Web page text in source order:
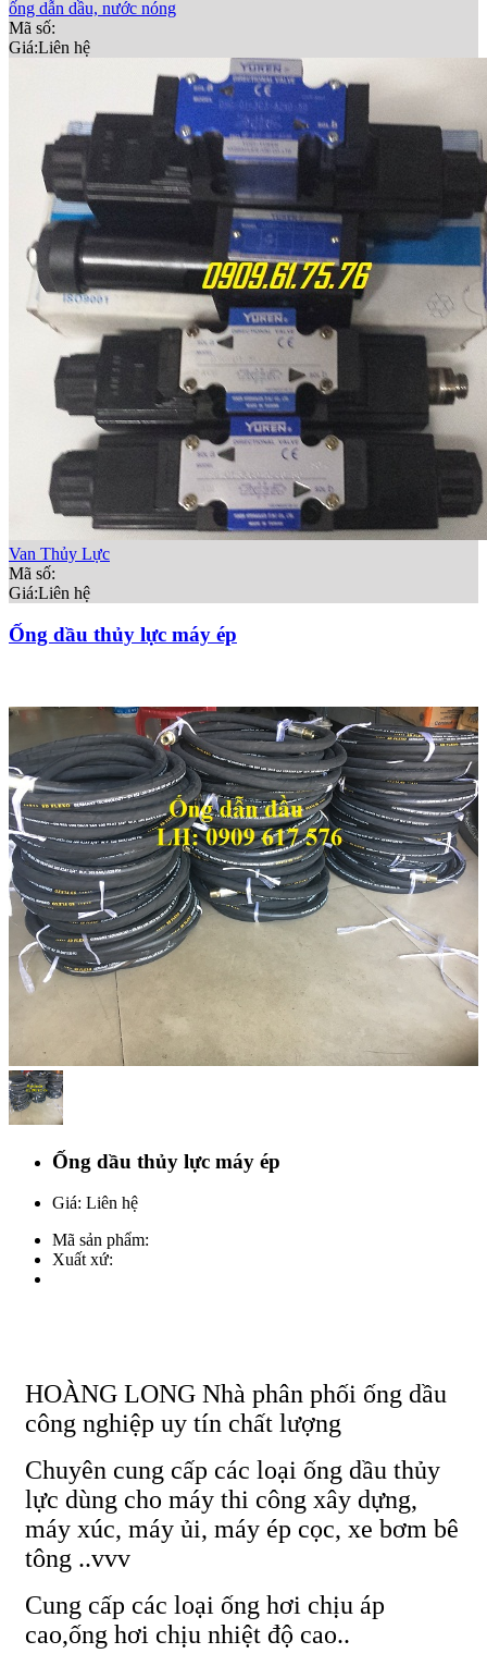
ống dẫn dầu, nước nóng
Mã số:
Giá:Liên hệ
Van Thủy Lực
Mã số:
Giá:Liên hệ
Ống dầu thủy lực máy ép
Ống dầu thủy lực máy ép
Giá: Liên hệ
Mã sản phẩm:
Xuất xứ:
HOÀNG LONG Nhà phân phối ống dầu
công nghiệp uy tín chất lượng
Chuyên cung cấp các loại ống dầu thủy
lực dùng cho máy thi công xây dựng,
máy xúc, máy ủi, máy ép cọc, xe bơm bê
tông ..vvv
Cung cấp các loại ống hơi chịu áp
cao,ống hơi chịu nhiệt độ cao..